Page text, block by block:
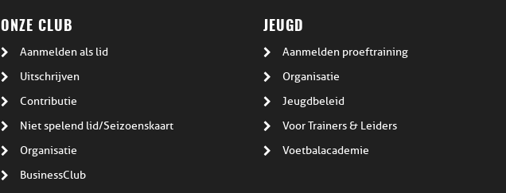
ONZE CLUB
Aanmelden als lid
Uitschrijven
Contributie
Niet spelend lid/Seizoenskaart
Organisatie
BusinessClub
JEUGD
Aanmelden proeftraining
Organisatie
Jeugdbeleid
Voor Trainers & Leiders
Voetbalacademie